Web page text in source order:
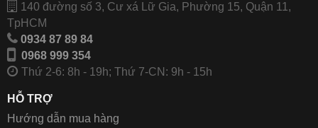
140 đường số 3, Cư xá Lữ Gia, Phường 15, Quận 11,
TpHCM
0934 87 89 84
0968 999 354
Thứ 2-6: 8h - 19h; Thứ 7-CN: 9h - 15h
HỖ TRỢ
Hướng dẫn mua hàng